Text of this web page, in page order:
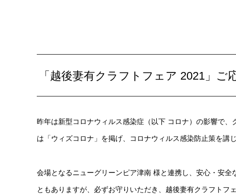
「越後妻有クラフトフェア 2021」ご
昨年は新型コロナウィルス感染症（以下 コロナ）の影響で
は「ウィズコロナ」を掲げ、コロナウィルス感染防止策を講
会場となるニューグリーンピア津南 様と連携し、安心・安
ともありますが、必ずお守りいただき、越後妻有クラフトフ